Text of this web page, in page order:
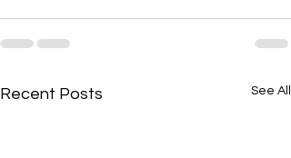
Recent Posts See All